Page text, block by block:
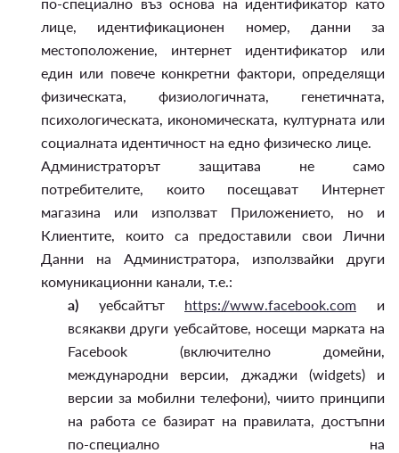
лице, идентификационен номер, данни за
местоположение, интернет идентификатор или
един или повече конкретни фактори, определящи
физическата, физиологичната, генетичната,
психологическата, икономическата, културната или
социалната идентичност на едно физическо лице.
Администраторът защитава не само
потребителите, които посещават Интернет
магазина или използват Приложението, но и
Клиентите, които са предоставили свои Лични
Данни на Администратора, използвайки други
комуникационни канали, т.е.:
а) уебсайтът https://www.facebook.com и
всякакви други уебсайтове, носещи марката на
Facebook (включително домейни,
международни версии, джаджи (widgets) и
версии за мобилни телефони), чиито принципи
на работа се базират на правилата, достъпни
по-специално на